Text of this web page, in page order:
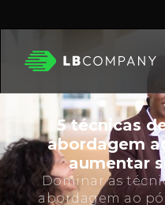
5 técnicas
abordagem
aumentar
Dominar as
abordagem ao